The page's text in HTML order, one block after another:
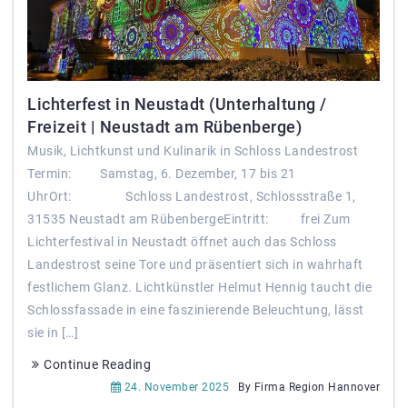
Lichterfest in Neustadt (Unterhaltung /
Freizeit | Neustadt am Rübenberge)
Musik, Lichtkunst und Kulinarik in Schloss Landestrost
Termin: Samstag, 6. Dezember, 17 bis 21
UhrOrt: Schloss Landestrost, Schlossstraße 1,
31535 Neustadt am RübenbergeEintritt: frei Zum
Lichterfestival in Neustadt öffnet auch das Schloss
Landestrost seine Tore und präsentiert sich in wahrhaft
festlichem Glanz. Lichtkünstler Helmut Hennig taucht die
Schlossfassade in eine faszinierende Beleuchtung, lässt
sie in […]
Continue Reading
24. November 2025 By Firma Region Hannover